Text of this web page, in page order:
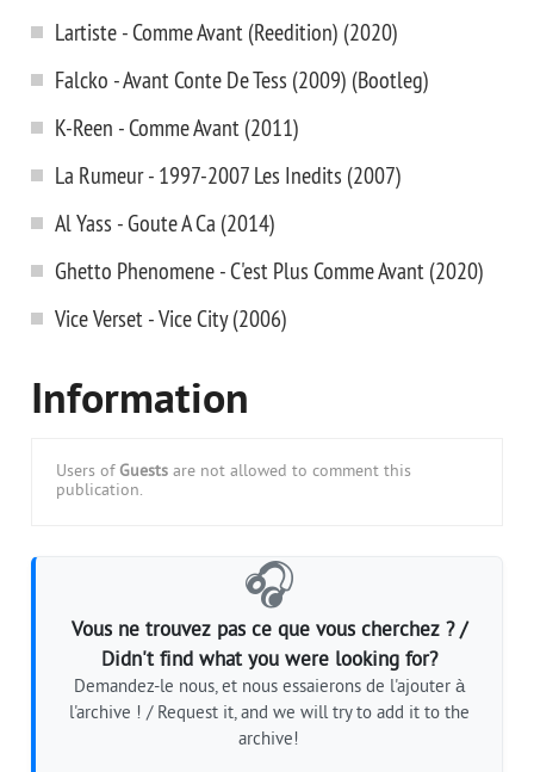
Lartiste - Comme Avant (Reedition) (2020)
Falcko - Avant Conte De Tess (2009) (Bootleg)
K-Reen - Comme Avant (2011)
La Rumeur - 1997-2007 Les Inedits (2007)
Al Yass - Goute A Ca (2014)
Ghetto Phenomene - C'est Plus Comme Avant (2020)
Vice Verset - Vice City (2006)
Information
Users of Guests are not allowed to comment this
publication.
🎧
Vous ne trouvez pas ce que vous cherchez ? /
Didn't find what you were looking for?
Demandez-le nous, et nous essaierons de l'ajouter à
l'archive ! / Request it, and we will try to add it to the
archive!